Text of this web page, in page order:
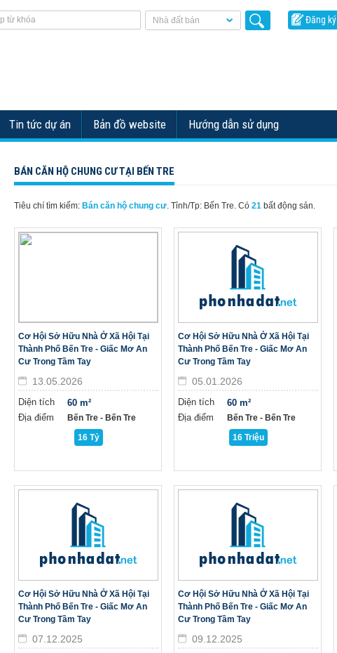
Đăng ký
Nhà đất bán
Tin tức dự án Bản đồ website Hướng dẫn sử dụng
BÁN CĂN HỘ CHUNG CƯ TẠI BẾN TRE
Tiêu chí tìm kiếm: Bán căn hộ chung cư. Tỉnh/Tp: Bến Tre. Có 21 bất động sản.
Cơ Hội Sở Hữu Nhà Ở Xã Hội Tại
Thành Phố Bến Tre - Giấc Mơ An
Cư Trong Tầm Tay
13.05.2026
Diện tích
Địa điểm
60 m²
Bến Tre - Bến Tre
16 Tỷ
Cơ Hội Sở Hữu Nhà Ở Xã Hội Tại
Thành Phố Bến Tre - Giấc Mơ An
Cư Trong Tầm Tay
05.01.2026
Diện tích
Địa điểm
60 m²
Bến Tre - Bến Tre
16 Triệu
Cơ Hội Sở Hữu Nhà Ở Xã Hội Tại
Thành Phố Bến Tre - Giấc Mơ An
Cư Trong Tầm Tay
07.12.2025
Cơ Hội Sở Hữu Nhà Ở Xã Hội Tại
Thành Phố Bến Tre - Giấc Mơ An
Cư Trong Tầm Tay
09.12.2025